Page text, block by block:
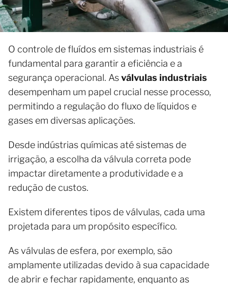
O controle de fluídos em sistemas industriais é
fundamental para garantir a eficiência e a
segurança operacional. Asválvulas industriais
desempenham um papel crucial nesse processo,
permitindo a regulação do fluxo de líquidos e
gases em diversas aplicações.
Desde indústrias químicas até sistemas de
irrigação, a escolha da válvula correta pode
impactar diretamente a produtividade e a
redução de custos.
Existem diferentes tipos de válvulas, cada uma
projetada para um propósito específico.
As válvulas de esfera, por exemplo, são
amplamente utilizadas devido à sua capacidade
de abrir e fechar rapidamente, enquanto as